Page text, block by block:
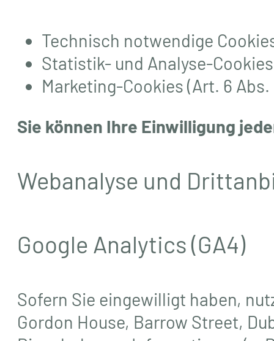
Technisch notwendige
Statistik- und Analyse-Cookies
Marketing-Cookies (Art. 6 Abs.
Sie können Ihre Einwilligung
Webanalyse und
Google Analytics (GA4)
Sofern Sie eingewilligt haben,
Gordon House, Barrow Street,